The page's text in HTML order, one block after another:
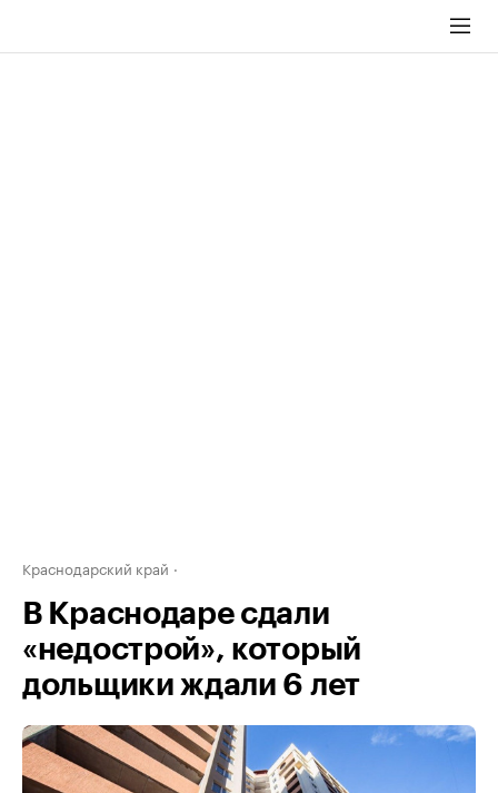
Краснодарский край
В Краснодаре сдали
«недострой», который
дольщики ждали 6 лет